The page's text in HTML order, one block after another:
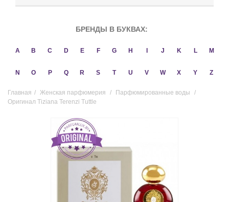
БРЕНДЫ В БУКВАХ:
A B C D E F G H J K L M
N O P Q R S T U V W X Y Z
Главная / Женская парфюмерия / Парфюмированные воды
/
Оригинал Tiziana Terenzi Tuttle